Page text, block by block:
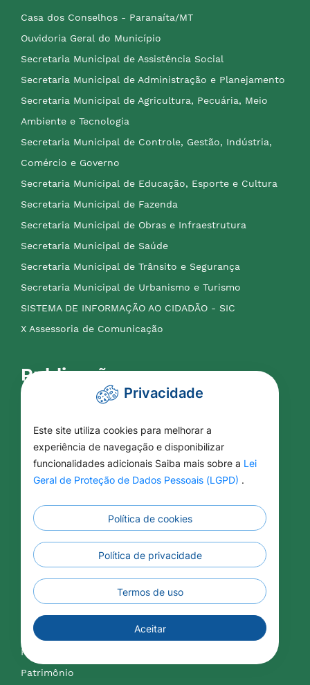
Casa dos Conselhos - Paranaíta/MT
Ouvidoria Geral do Município
Secretaria Municipal de Assistência Social
Secretaria Municipal de Administração e Planejamento
Secretaria Municipal de Agricultura, Pecuária, Meio
Ambiente e Tecnologia
Secretaria Municipal de Controle, Gestão, Indústria,
Comércio e Governo
Secretaria Municipal de Educação, Esporte e Cultura
Secretaria Municipal de Fazenda
Secretaria Municipal de Obras e Infraestrutura
Secretaria Municipal de Saúde
Secretaria Municipal de Trânsito e Segurança
Secretaria Municipal de Urbanismo e Turismo
SISTEMA DE INFORMAÇÃO AO CIDADÃO - SIC
X Assessoria de Comunicação
Publicações
Arquivos de Licitações
Atas de Registro de Preços
Concurso Público
Conselhos Municipais
Contratação Direta
Contratos Administrativos
Formulários
LAI - Lei de Acesso a Informação
Lei Paulo Gustavo
PREVPAR
Patrimônio
Privacidade
Este site utiliza cookies para melhorar a
experiência de navegação e disponibilizar
funcionalidades adicionais Saiba mais sobre a Lei
Geral de Proteção de Dados Pessoais (LGPD) .
Política de cookies
Política de privacidade
Termos de uso
Aceitar